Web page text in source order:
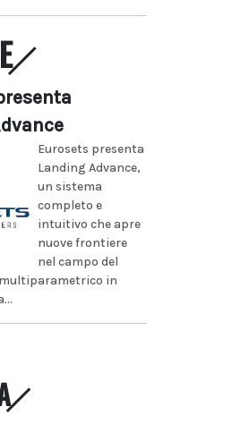
Eurosets presenta
Landing Advance,
un sistema
completo e
intuitivo che apre
nuove frontiere
nel campo del
in